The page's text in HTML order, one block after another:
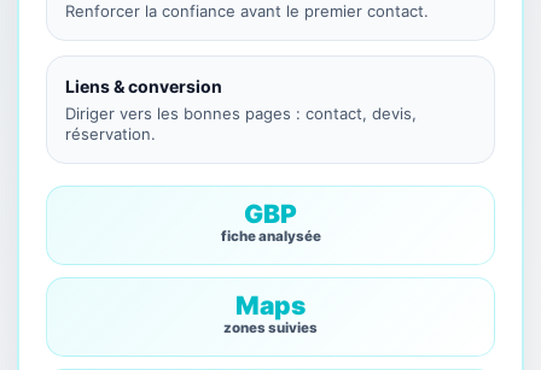
Renforcer la confiance avant le premier contact.
Liens & conversion
Diriger vers les bonnes pages : contact, devis,
réservation.
GBP
fiche analysée
Maps
zones suivies